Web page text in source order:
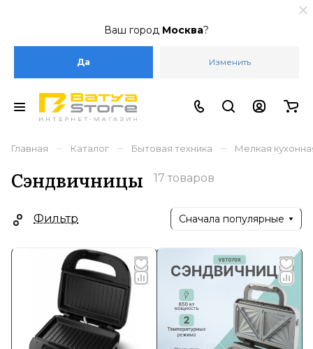
Ваш город Москва?
Да Изменить
Главная – Каталог – Бытовая техника – Мелкая
Сэндвичницы 17 товаров
Фильтр Сначала популярные